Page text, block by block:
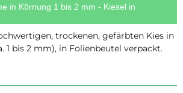
in Körnung 1 bis 2 mm - Kiesel in
trockenen, gefärbten Kies in
1 bis 2 mm), in Folienbeutel verpackt.